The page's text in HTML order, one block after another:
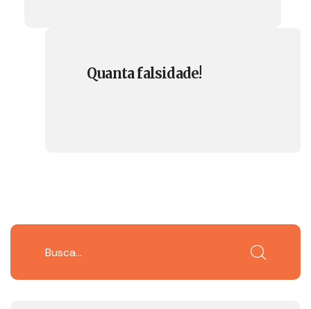
Quanta falsidade!